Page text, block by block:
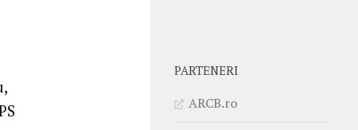
PARTENERI
ARCB.ro